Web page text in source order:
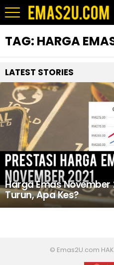
TAG: HARGA
LATEST STORIES
Harga Emas November
Turun, Apa Kes?
© Emas2U.com